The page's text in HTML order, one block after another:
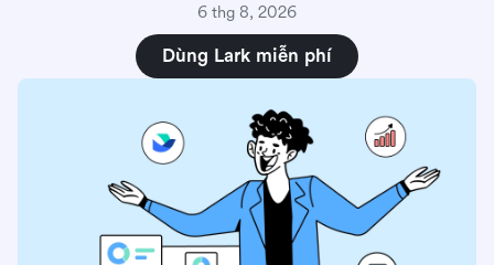
6 thg 8, 2026
Dùng Lark miễn phí